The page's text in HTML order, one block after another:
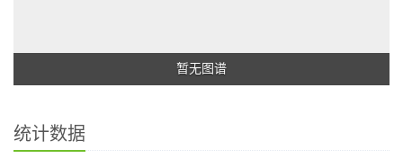
暂无图谱
统计数据